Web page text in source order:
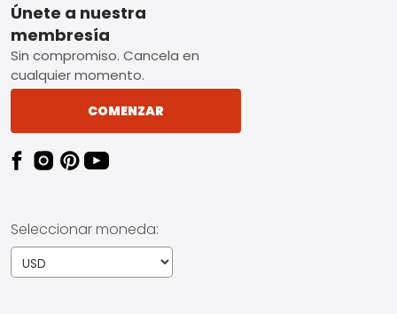
Footer
Únete a nuestra
membresía
Sin compromiso. Cancela en
cualquier momento.
COMENZAR
Seleccionar moneda: